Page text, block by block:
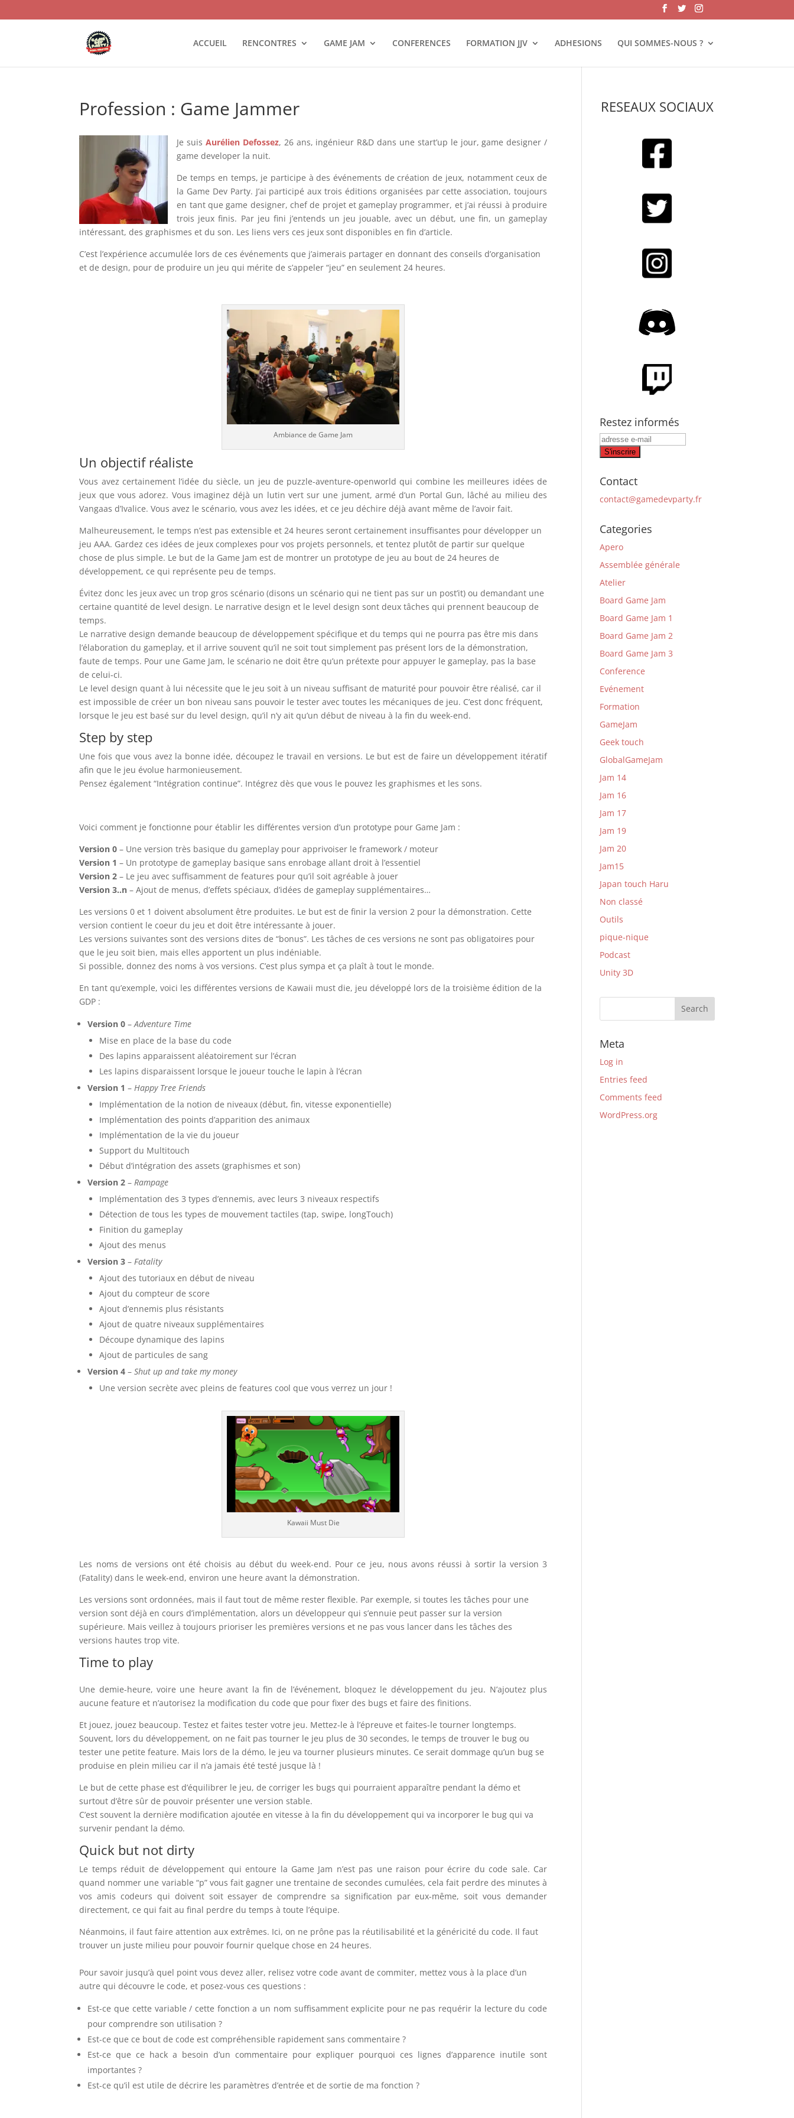
ACCUEIL RENCONTRES GAME JAM CONFERENCES FORMATION JJV ADHESIONS QUI SOMMES-NOUS ?
Profession : Game Jammer
Je suisAurélien Defossez, 26 ans, ingénieur R&D dans une start’up le jour, game designer /
game developer la nuit.
De temps en temps, je participe à des événements de création de jeux, notamment ceux de
la Game Dev Party. J’ai participé aux trois éditions organisées par cette association, toujours
en tant que game designer, chef de projet et gameplay programmer, et j’ai réussi à produire
trois jeux finis. Par jeu fini j’entends un jeu jouable, avec un début, une fin, un gameplay
intéressant, des graphismes et du son. Les liens vers ces jeux sont disponibles en fin d’article.
C’est l’expérience accumulée lors de ces événements que j’aimerais partager en donnant des conseils d’organisation
et de design, pour de produire un jeu qui mérite de s’appeler “jeu” en seulement 24 heures.
Ambiance de Game Jam
Un objectif réaliste
Vous avez certainement l’idée du siècle, un jeu de puzzle-aventure-openworld qui combine les meilleures idées de
jeux que vous adorez. Vous imaginez déjà un lutin vert sur une jument, armé d’un Portal Gun, lâché au milieu des
Vangaas d’Ivalice. Vous avez le scénario, vous avez les idées, et ce jeu déchire déjà avant même de l’avoir fait.
Malheureusement, le temps n’est pas extensible et 24 heures seront certainement insuffisantes pour développer un
jeu AAA. Gardez ces idées de jeux complexes pour vos projets personnels, et tentez plutôt de partir sur quelque
chose de plus simple. Le but de la Game Jam est de montrer un prototype de jeu au bout de 24 heures de
développement, ce qui représente peu de temps.
Évitez donc les jeux avec un trop gros scénario (disons un scénario qui ne tient pas sur un post’it) ou demandant une
certaine quantité de level design. Le narrative design et le level design sont deux tâches qui prennent beaucoup de
temps.
Le narrative design demande beaucoup de développement spécifique et du temps qui ne pourra pas être mis dans
l’élaboration du gameplay, et il arrive souvent qu’il ne soit tout simplement pas présent lors de la démonstration,
faute de temps. Pour une Game Jam, le scénario ne doit être qu’un prétexte pour appuyer le gameplay, pas la base
de celui-ci.
Le level design quant à lui nécessite que le jeu soit à un niveau suffisant de maturité pour pouvoir être réalisé, car il
est impossible de créer un bon niveau sans pouvoir le tester avec toutes les mécaniques de jeu. C’est donc fréquent,
lorsque le jeu est basé sur du level design, qu’il n’y ait qu’un début de niveau à la fin du week-end.
Step by step
Une fois que vous avez la bonne idée, découpez le travail en versions. Le but est de faire un développement itératif
afin que le jeu évolue harmonieusement.
Pensez également “Intégration continue”. Intégrez dès que vous le pouvez les graphismes et les sons.
Voici comment je fonctionne pour établir les différentes version d’un prototype pour Game Jam :
Version 0 – Une version très basique du gameplay pour apprivoiser le framework / moteur
Version 1 – Un prototype de gameplay basique sans enrobage allant droit à l’essentiel
Version 2 – Le jeu avec suffisamment de features pour qu’il soit agréable à jouer
Version 3..n – Ajout de menus, d’effets spéciaux, d’idées de gameplay supplémentaires…
Les versions 0 et 1 doivent absolument être produites. Le but est de finir la version 2 pour la démonstration. Cette
version contient le coeur du jeu et doit être intéressante à jouer.
Les versions suivantes sont des versions dites de “bonus”. Les tâches de ces versions ne sont pas obligatoires pour
que le jeu soit bien, mais elles apportent un plus indéniable.
Si possible, donnez des noms à vos versions. C’est plus sympa et ça plaît à tout le monde.
En tant qu’exemple, voici les différentes versions de Kawaii must die, jeu développé lors de la troisième édition de la
GDP :
Version 0 –Adventure Time
Mise en place de la base du code
Des lapins apparaissent aléatoirement sur l’écran
Les lapins disparaissent lorsque le joueur touche le lapin à l’écran
Version 1 – Happy Tree Friends
Implémentation de la notion de niveaux (début, fin, vitesse exponentielle)
Implémentation des points d’apparition des animaux
Implémentation de la vie du joueur
Support du Multitouch
Début d’intégration des assets (graphismes et son)
Version 2 – Rampage
Implémentation des 3 types d’ennemis, avec leurs 3 niveaux respectifs
Détection de tous les types de mouvement tactiles (tap, swipe, longTouch)
Finition du gameplay
Ajout des menus
Version 3 – Fatality
Ajout des tutoriaux en début de niveau
Ajout du compteur de score
Ajout d’ennemis plus résistants
Ajout de quatre niveaux supplémentaires
Découpe dynamique des lapins
Ajout de particules de sang
Version 4 –Shut up and take my money
Une version secrète avec pleins de features cool que vous verrez un jour !
Kawaii Must Die
Les noms de versions ont été choisis au début du week-end. Pour ce jeu, nous avons réussi à sortir la version 3
(Fatality) dans le week-end, environ une heure avant la démonstration.
Les versions sont ordonnées, mais il faut tout de même rester flexible. Par exemple, si toutes les tâches pour une
version sont déjà en cours d’implémentation, alors un développeur qui s’ennuie peut passer sur la version
supérieure. Mais veillez à toujours prioriser les premières versions et ne pas vous lancer dans les tâches des
versions hautes trop vite.
Time to play
Une demie-heure, voire une heure avant la fin de l’événement, bloquez le développement du jeu. N’ajoutez plus
aucune feature et n’autorisez la modification du code que pour fixer des bugs et faire des finitions.
Et jouez, jouez beaucoup. Testez et faites tester votre jeu. Mettez-le à l’épreuve et faites-le tourner longtemps.
Souvent, lors du développement, on ne fait pas tourner le jeu plus de 30 secondes, le temps de trouver le bug ou
tester une petite feature. Mais lors de la démo, le jeu va tourner plusieurs minutes. Ce serait dommage qu’un bug se
produise en plein milieu car il n’a jamais été testé jusque là !
Le but de cette phase est d’équilibrer le jeu, de corriger les bugs qui pourraient apparaître pendant la démo et
surtout d’être sûr de pouvoir présenter une version stable.
C’est souvent la dernière modification ajoutée en vitesse à la fin du développement qui va incorporer le bug qui va
survenir pendant la démo.
Quick but not dirty
Le temps réduit de développement qui entoure la Game Jam n’est pas une raison pour écrire du code sale. Car
quand nommer une variable “p” vous fait gagner une trentaine de secondes cumulées, cela fait perdre des minutes à
vos amis codeurs qui doivent soit essayer de comprendre sa signification par eux-même, soit vous demander
directement, ce qui fait au final perdre du temps à toute l’équipe.
Néanmoins, il faut faire attention aux extrêmes. Ici, on ne prône pas la réutilisabilité et la généricité du code. Il faut
trouver un juste milieu pour pouvoir fournir quelque chose en 24 heures.
Pour savoir jusqu’à quel point vous devez aller, relisez votre code avant de commiter, mettez vous à la place d’un
autre qui découvre le code, et posez-vous ces questions :
Est-ce que cette variable / cette fonction a un nom suffisamment explicite pour ne pas requérir la lecture du code
pour comprendre son utilisation ?
Est-ce que ce bout de code est compréhensible rapidement sans commentaire ?
Est-ce que ce hack a besoin d’un commentaire pour expliquer pourquoi ces lignes d’apparence inutile sont
importantes ?
Est-ce qu’il est utile de décrire les paramètres d’entrée et de sortie de ma fonction ?
RESEAUX SOCIAUX
Restez informés
Contact
contact@gamedevparty.fr
Categories
Apero
Assemblée générale
Atelier
Board Game Jam
Board Game Jam 1
Board Game Jam 2
Board Game Jam 3
Conference
Evénement
Formation
GameJam
Geek touch
GlobalGameJam
Jam 14
Jam 16
Jam 17
Jam 19
Jam 20
Jam15
Japan touch Haru
Non classé
Outils
pique-nique
Podcast
Unity 3D
Meta
Log in
Entries feed
Comments feed
WordPress.org